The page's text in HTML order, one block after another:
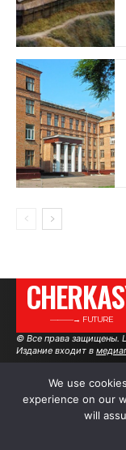
———→ FUTURE
© Все права защищены.
Издание входит в
We use
experience on our
will